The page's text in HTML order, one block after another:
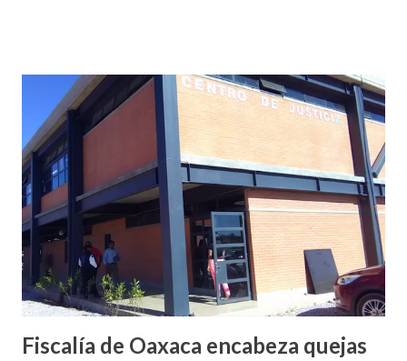
día, quien sacó un arma de fuego y disparo contra él, por lo
que las lesiones provocadas por este ataque armado
originaron que el edil perdiera la vida en el lugar. Además,
el presidente municipal el 6 de mayo venía viajando sobre la
carretera Huajuapan-Puebla a la altura del municipio de
Petlalcingo , Puebla, cuando sujetos fuertemente armados
lo bajaron de sus camioneta y los secuestraron con fines de
extorsión, donde le pedían una can...
Fiscalía de Oaxaca encabeza quejas